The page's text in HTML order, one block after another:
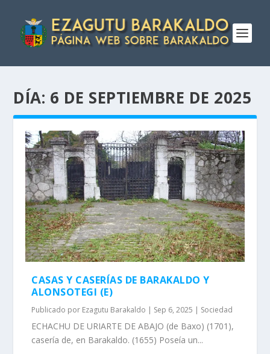
DÍA: 6 DE SEPTIEMBRE DE 2025
CASAS Y CASERÍAS DE BARAKALDO Y
ALONSOTEGI (E)
Publicado por Ezagutu Barakaldo | Sep 6, 2025 | Sociedad
ECHACHU DE URIARTE DE ABAJO (de Baxo) (1701),
caserí­a de, en Barakaldo. (1655) Poseí­a un...